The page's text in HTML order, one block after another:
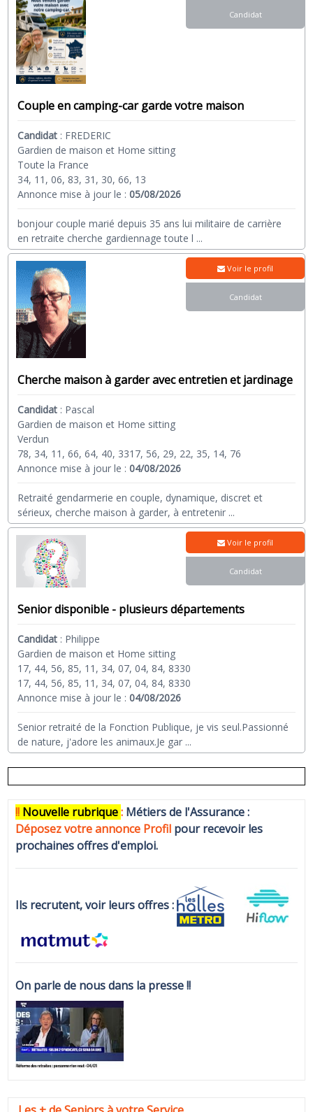
Couple en camping-car garde votre maison
Candidat : FREDERIC
Gardien de maison et Home sitting
Toute la France
34, 11, 06, 83, 31, 30, 66, 13
Annonce mise à jour le :05/08/2026
bonjour couple marié depuis 35 ans lui militaire de carrière
en retraite cherche gardiennage toute l ...
Candidat
Cherche maison à garder avec entretien et jardinage
Candidat : Pascal
Gardien de maison et Home sitting
Verdun
78, 34, 11, 66, 64, 40, 3317, 56, 29, 22, 35, 14, 76
Annonce mise à jour le :04/08/2026
Retraité gendarmerie en couple, dynamique, discret et
sérieux, cherche maison à garder, à entretenir ...
Voir le profil
Candidat
Senior disponible - plusieurs départements
Candidat : Philippe
Gardien de maison et Home sitting
17, 44, 56, 85, 11, 34, 07, 04, 84, 8330
17, 44, 56, 85, 11, 34, 07, 04, 84, 8330
Annonce mise à jour le :04/08/2026
Senior retraité de la Fonction Publique, je vis seul.Passionné
de nature, j'adore les animaux.Je gar ...
Voir le profil
Candidat
!! Nouvelle rubrique: Métiers de l'Assurance :
Déposez votre annonce Profil pour recevoir les
prochaines offres d'emploi.
Ils recrutent, voir leurs offres :
On parle de nous dans la presse !!